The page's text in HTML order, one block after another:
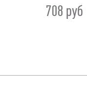
708 руб